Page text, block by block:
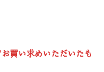
買い求めいただいたも